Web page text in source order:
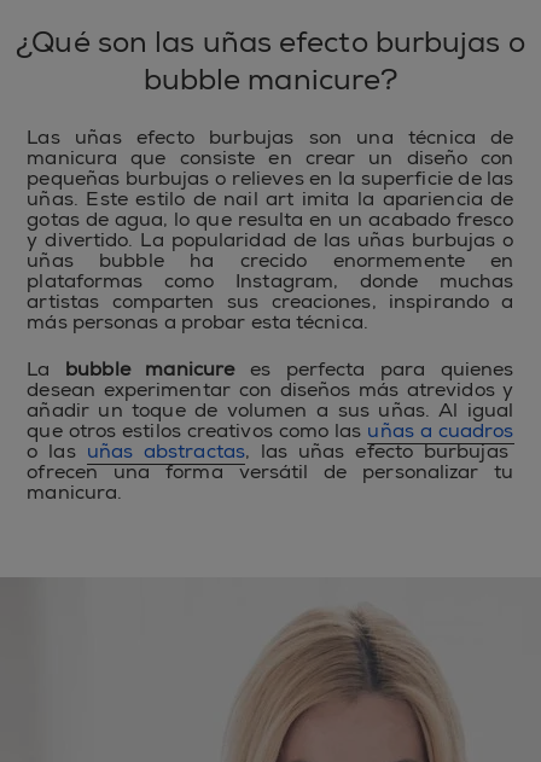
¿Qué son las uñas efecto burbujas o
bubble manicure?
Las uñas efecto burbujas son una técnica de
manicura que consiste en crear un diseño con
pequeñas burbujas o relieves en la superficie de las
uñas. Este estilo de nail art imita la apariencia de
gotas de agua, lo que resulta en un acabado fresco
y divertido. La popularidad de las uñas burbujas o
uñas bubble ha crecido enormemente en
plataformas como Instagram, donde muchas
artistas comparten sus creaciones, inspirando a
más personas a probar esta técnica.
La bubble manicure es perfecta para quienes
desean experimentar con diseños más atrevidos y
añadir un toque de volumen a sus uñas. Al igual
que otros estilos creativos como las uñas a cuadros
o las uñas abstractas, las uñas efecto burbujas
ofrecen una forma versátil de personalizar tu
manicura.